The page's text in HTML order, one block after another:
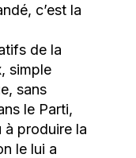
c’est la
de la
simple
sans
le Parti,
à produire la
le lui a